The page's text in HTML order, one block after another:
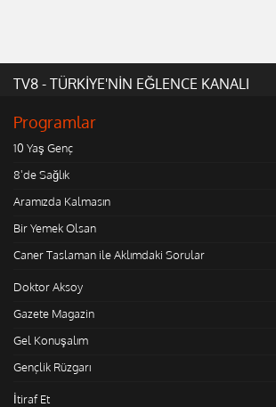
TV8 - TÜRKİYE'NİN EĞLENCE KANALI
Programlar
10 Yaş Genç
8'de Sağlık
Aramızda Kalmasın
Bir Yemek Olsan
Caner Taslaman ile Aklımdaki Sorular
Doktor Aksoy
Gazete Magazin
Gel Konuşalım
Gençlik Rüzgarı
İtiraf Et